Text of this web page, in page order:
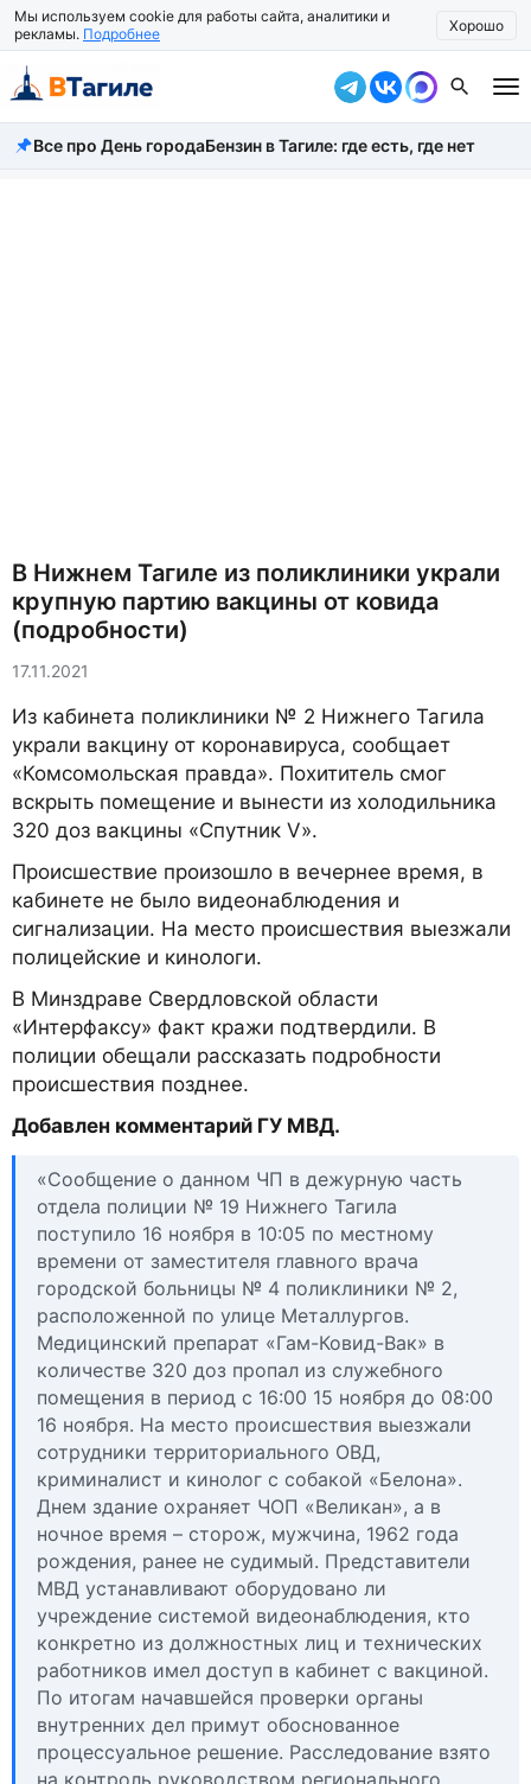
Мы используем cookie для работы сайта, аналитики и
рекламы. Подробнее Хорошо
Все новости
Все про День городаБензин в Тагиле: где есть, где нет
В Нижнем Тагиле из поликлиники украли
крупную партию вакцины от ковида
(подробности)
17.11.2021
Из кабинета поликлиники № 2 Нижнего Тагила
украли вакцину от коронавируса, сообщает
«Комсомольская правда». Похититель смог
вскрыть помещение и вынести из холодильника
320 доз вакцины «Спутник V».
Происшествие произошло в вечернее время, в
кабинете не было видеонаблюдения и
сигнализации. На место происшествия выезжали
полицейские и кинологи.
В Минздраве Свердловской области
«Интерфаксу» факт кражи подтвердили. В
полиции обещали рассказать подробности
происшествия позднее.
Добавлен комментарий ГУ МВД.
«Сообщение о данном ЧП в дежурную часть
отдела полиции № 19 Нижнего Тагила
поступило 16 ноября в 10:05 по местному
времени от заместителя главного врача
городской больницы № 4 поликлиники № 2,
расположенной по улице Металлургов.
Медицинский препарат «Гам-Ковид-Вак» в
количестве 320 доз пропал из служебного
помещения в период с 16:00 15 ноября до 08:00
16 ноября. На место происшествия выезжали
сотрудники территориального ОВД,
криминалист и кинолог с собакой «Белона».
Днем здание охраняет ЧОП «Великан», а в
ночное время – сторож, мужчина, 1962 года
рождения, ранее не судимый. Представители
МВД устанавливают оборудовано ли
учреждение системой видеонаблюдения, кто
конкретно из должностных лиц и технических
работников имел доступ в кабинет с вакциной.
По итогам начавшейся проверки органы
внутренних дел примут обоснованное
процессуальное решение. Расследование взято
на контроль руководством регионального